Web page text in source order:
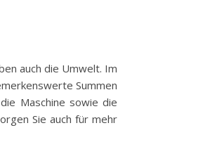
auch die Umwelt. Im
Summen
Maschine sowie die
Sie auch für mehr